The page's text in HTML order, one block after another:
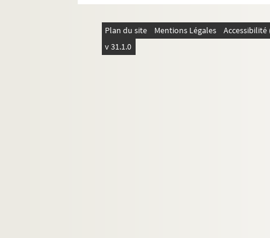
Plan du site Mentions Légales
v 31.1.0